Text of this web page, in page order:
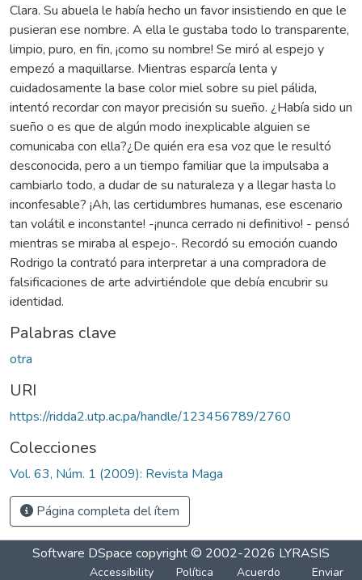
Clara. Su abuela le había hecho un favor insistiendo en que le
pusieran ese nombre. A ella le gustaba todo lo transparente,
limpio, puro, en fin, ¡como su nombre! Se miró al espejo y
empezó a maquillarse. Mientras esparcía lenta y
cuidadosamente la base color miel sobre su piel pálida,
intentó recordar con mayor precisión su sueño. ¿Había sido un
sueño o es que de algún modo inexplicable alguien se
comunicaba con ella?¿De quién era esa voz que le resultó
desconocida, pero a un tiempo familiar que la impulsaba a
cambiarlo todo, a dudar de su naturaleza y a llegar hasta lo
inconfesable? ¡Ah, las certidumbres humanas, ese escenario
tan volátil e inconstante! -¡nunca cerrado ni definitivo! - pensó
mientras se miraba al espejo-. Recordó su emoción cuando
Rodrigo la contrató para interpretar a una compradora de
falsificaciones de arte advirtiéndole que debía encubrir su
identidad.
Palabras clave
otra
URI
https://ridda2.utp.ac.pa/handle/123456789/2760
Colecciones
Vol. 63, Núm. 1 (2009): Revista Maga
Página completa del ítem
Software DSpace copyright © 2002-2026 LYRASIS
Accessibility Política Acuerdo Enviar